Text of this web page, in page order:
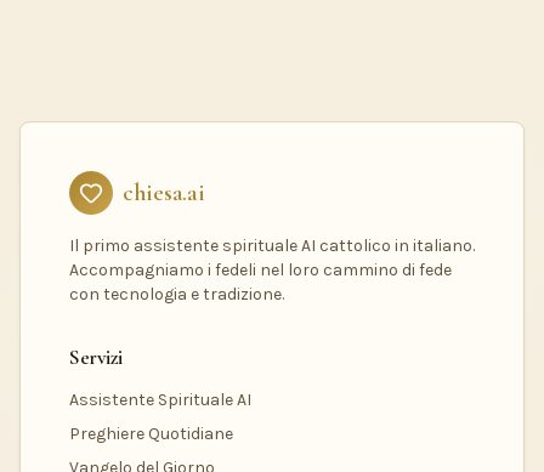
chiesa.ai
Il primo assistente spirituale AI cattolico in italiano.
Accompagniamo i fedeli nel loro cammino di fede
con tecnologia e tradizione.
Servizi
Assistente Spirituale AI
Preghiere Quotidiane
Vangelo del Giorno